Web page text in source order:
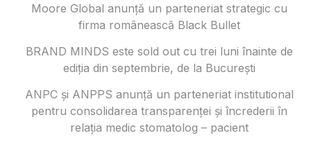
Moore Global anunță un parteneriat strategic cu
firma românească Black Bullet
BRAND MINDS este sold out cu trei luni înainte de
ediția din septembrie, de la București
ANPC și ANPPS anunță un parteneriat institutional
pentru consolidarea transparenței și încrederii în
relația medic stomatolog – pacient